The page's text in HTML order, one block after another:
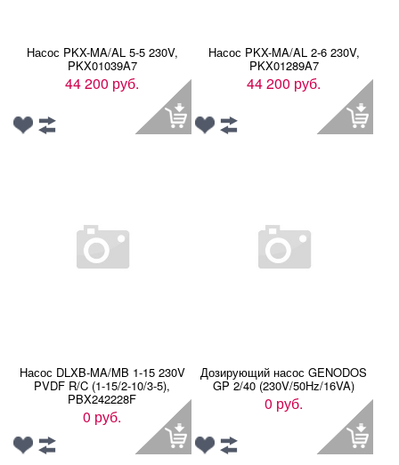
Насос PKX-MA/AL 5-5 230V,
PKX01039A7
44 200 руб.
Насос PKX-MA/AL 2-6 230V,
PKX01289A7
44 200 руб.
Насос DLXB-MA/MB 1-15 230V
PVDF R/C (1-15/2-10/3-5),
PBX242228F
0 руб.
Дозирующий насос GENODOS
GP 2/40 (230V/50Hz/16VA)
0 руб.